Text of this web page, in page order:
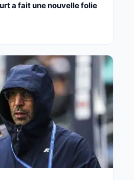
a fait une nouvelle folie